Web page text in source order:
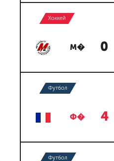
Хоккей
М� 0
Футбол
Ф� 4
Футбол